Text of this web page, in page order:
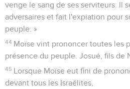
venge le sang de ses serviteurs. Il
adversaires et fait l'expiation pour
peuple. »
44 Moïse vint prononcer toutes les
présence du peuple. Josué, fils de
45 Lorsque Moïse eut fini de
devant tous les Israélites,